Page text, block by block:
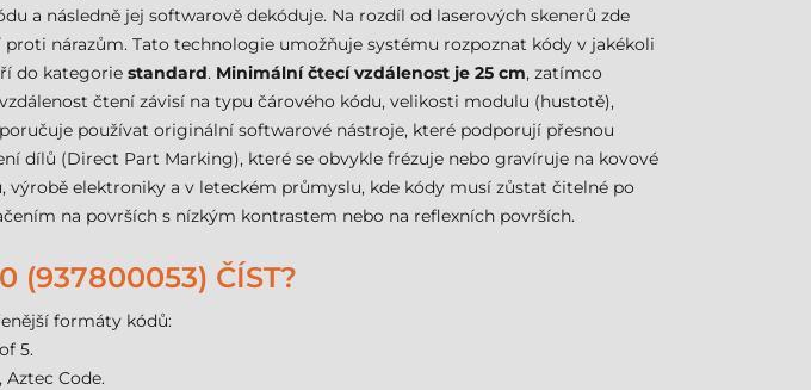
a následně jej softwarově dekóduje. Na rozdíl od laserových skenerů zde
nárazům. Tato technologie umožňuje systému rozpoznat kódy v jakékoli
do kategorie standard. Minimální čtecí vzdálenost je 25 cm, zatímco
čtení závisí na typu čárového kódu, velikosti modulu (hustotě),
používat originální softwarové nástroje, které podporují přesnou
dílů (Direct Part Marking), které se obvykle frézuje nebo gravíruje na kovové
elektroniky a v leteckém průmyslu, kde kódy musí zůstat čitelné po
na površích s nízkým kontrastem nebo na reflexních površích.
(937800053) ČÍST?
formáty kódů:
5.
Code.